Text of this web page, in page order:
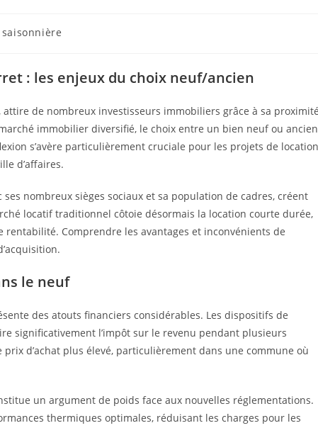
: les enjeux du choix neuf/ancien
de nombreux investisseurs immobiliers grâce à sa proximité
immobilier diversifié, le choix entre un bien neuf ou ancien
s’avère particulièrement cruciale pour les projets de location
d’affaires.
nombreux sièges sociaux et sa population de cadres, créent
locatif traditionnel côtoie désormais la location courte durée,
Comprendre les avantages et inconvénients de
le neuf
des atouts financiers considérables. Les dispositifs de
significativement l’impôt sur le revenu pendant plusieurs
d’achat plus élevé, particulièrement dans une commune où
un argument de poids face aux nouvelles réglementations.
thermiques optimales, réduisant les charges pour les